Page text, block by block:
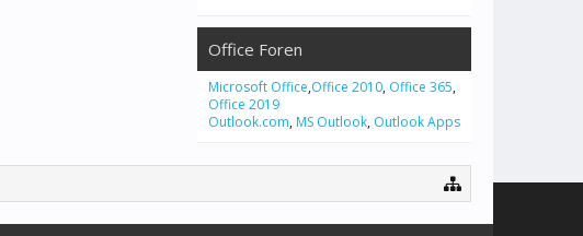
Office Foren
Microsoft Office,Office 2010, Office 365,
Office 2019
Outlook.com, MS Outlook, Outlook Apps